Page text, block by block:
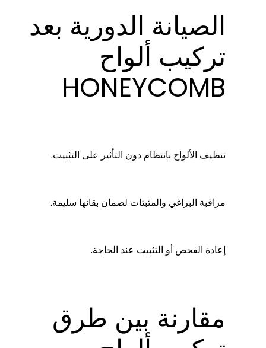
الصيانة الدورية بعد
تركيب ألواح
HONEYCOMB
تنظيف الألواح بانتظام دون التأثير على التثبيت.
مراقبة البراغي والمثبتات لضمان بقائها سليمة.
إعادة الفحص أو التثبيت عند الحاجة.
مقارنة بين طرق